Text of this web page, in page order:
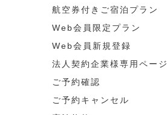
航空券付きご宿泊プラン
Web会員限定プラン
Web会員新規登録
法人契約企業様専用ページ
ご予約確認
ご予約キャンセル